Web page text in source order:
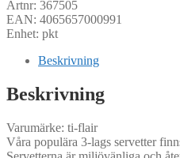
Artnr: 367505
EAN: 4065657000991
Enhet: pkt
Beskrivning
Beskrivning
Varumärke: ti-flair
Våra populära 3-lags servetter